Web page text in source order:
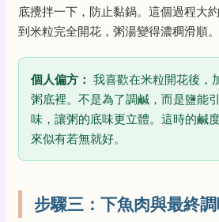
底攪拌一下，防止黏鍋。這個過程大
到米粒完全開花，粥湯變得濃稠滑順。
個人偏方： 我喜歡在米粒開花後，
粥底裡。不是為了調鹹，而是鹽能
味，讓粥的底味更立體。這時的鹹
來似有若無就好。
步驟三：下魚肉與最終